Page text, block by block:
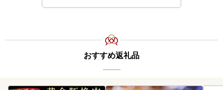
おすすめ返礼品